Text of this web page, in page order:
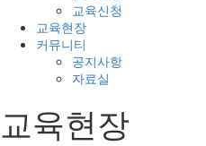
교육신청
교육현장
커뮤니티
공지사항
자료실
교육현장